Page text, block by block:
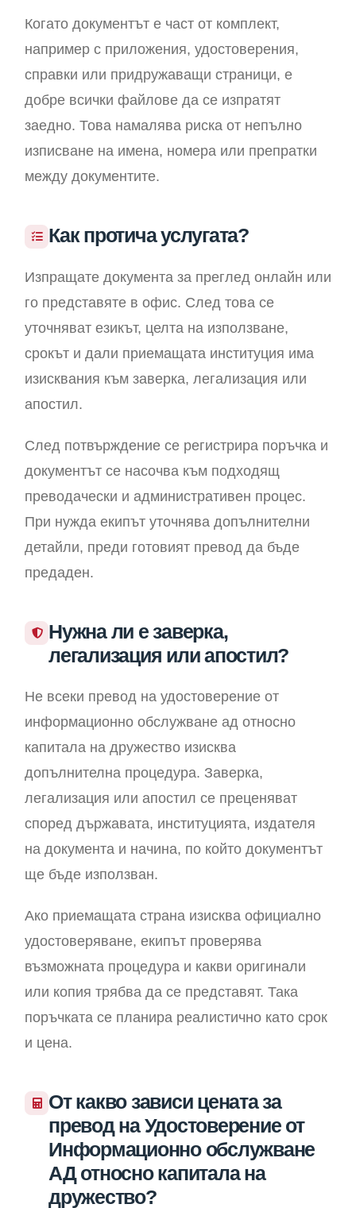
Когато документът е част от комплект,
например с приложения, удостоверения,
справки или придружаващи страници, е
добре всички файлове да се изпратят
заедно. Това намалява риска от непълно
изписване на имена, номера или препратки
между документите.
Как протича услугата?
Изпращате документа за преглед онлайн или
го представяте в офис. След това се
уточняват езикът, целта на използване,
срокът и дали приемащата институция има
изисквания към заверка, легализация или
апостил.
След потвърждение се регистрира поръчка и
документът се насочва към подходящ
преводачески и административен процес.
При нужда екипът уточнява допълнителни
детайли, преди готовият превод да бъде
предаден.
Нужна ли е заверка,
легализация или апостил?
Не всеки превод на удостоверение от
информационно обслужване ад относно
капитала на дружество изисква
допълнителна процедура. Заверка,
легализация или апостил се преценяват
според държавата, институцията, издателя
на документа и начина, по който документът
ще бъде използван.
Ако приемащата страна изисква официално
удостоверяване, екипът проверява
възможната процедура и какви оригинали
или копия трябва да се представят. Така
поръчката се планира реалистично като срок
и цена.
От какво зависи цената за
превод на Удостоверение от
Информационно обслужване
АД относно капитала на
дружество?